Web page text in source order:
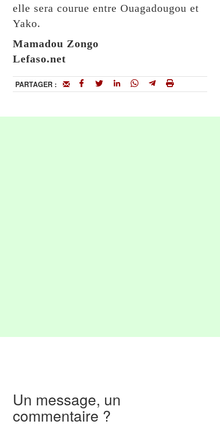
elle sera courue entre Ouagadougou et
Yako.
Mamadou Zongo
Lefaso.net
PARTAGER :
Un message, un
commentaire ?